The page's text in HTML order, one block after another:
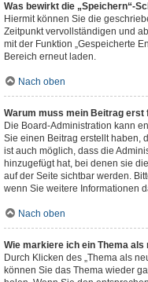
Was bewirkt die „Speichern“-
Hiermit können Sie die
Zeitpunkt vervollständigen und
mit der Funktion „Gespeicherte
Bereich erneut laden.
Nach oben
Warum muss mein Beitrag erst
Die Board-Administration kann
Sie einen Beitrag erstellt haben,
ist auch möglich, dass die
hinzugefügt hat, bei denen sie
auf der Seite sichtbar werden.
wenn Sie weitere Informationen
Nach oben
Wie markiere ich ein Thema als
Durch Klicken des „Thema als
können Sie das Thema wieder